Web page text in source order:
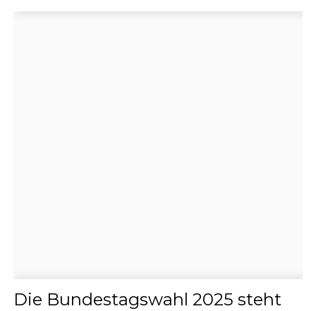
Die Bundestagswahl 2025 steht